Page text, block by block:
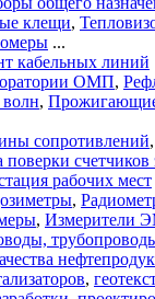
клещи,
...
кабельных линий
ОМП,
,
сопротивлений,
поверки счетчиков
рабочих мест
,
, Измерители
,